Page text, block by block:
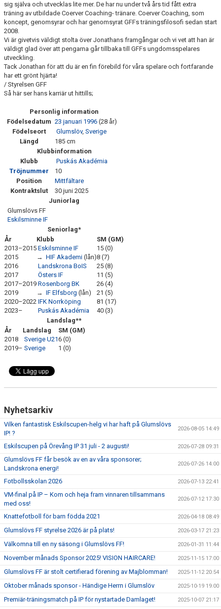
sig själva och utvecklas lite mer. De har nu under två års tid fått extra
träning av utbildade Coerver Coaching- tränare. Coerver Coaching, som
koncept, genomsyrar och har genomsyrat GFFs träningsfilosofi sedan start
2008.
Vi är givetvis väldigt stolta över Jonathans framgångar och vi vet att han är
väldigt glad över att pengarna går tillbaka till GFFs ungdomsspelares
utveckling.
Tack Jonathan för att du är en fin förebild för våra spelare och fortfarande
har ett grönt hjärta!
/ Styrelsen GFF
Så här ser hans karriär ut hittills;
Personlig information
Födelsedatum 23 januari 1996 (28 år)
Födelseort
Glumslöv, Sverige
Längd
185 cm
Klubbinformation
Klubb
Puskás Akadémia
Tröjnummer
10
Position
Mittfältare
Kontraktslut
30 juni 2025
Juniorlag
Glumslövs FF
Eskilsminne IF
Seniorlag*
År
2013–2015
2015
2016
2017
2017–2019
2019
2020–2022
2023–
Klubb
Eskilsminne IF
→ HIF Akademi (lån)
Landskrona BoIS
Östers IF
Rosenborg BK
→ IF Elfsborg (lån)
IFK Norrköping
Puskás Akadémia
SM (GM)
15 (0)
8 (7)
25 (8)
11 (5)
26 (4)
21 (5)
81 (17)
40 (3)
Landslag**
År
2018
2019–
Landslag
Sverige U21
Sverige
SM (GM)
6 (0)
1 (0)
Nyhetsarkiv
Vilken fantastisk Eskilscupen-helg vi har haft på Glumslövs
IP! ?
2026-08-05 14:49
Eskilscupen på Örevång IP 31 juli - 2 augusti! 2026-07-28 09:31
Glumslövs FF får besök av en av våra sponsorer;
Landskrona energi!
2026-07-26 14:00
Fotbollsskolan 2026 2026-07-13 22:41
VM-final på IP – Kom och heja fram vinnaren tillsammans
med oss!
2026-07-12 17:30
Knattefotboll för barn födda 2021 2026-04-18 08:49
Glumslövs FF styrelse 2026 är på plats! 2026-03-17 21:23
Välkomna till en ny säsong i Glumslövs FF! 2026-01-31 11:44
November månads Sponsor 2025! VISION HAIRCARE! 2025-11-15 17:00
Glumslövs FF är stolt certifierad förening av Majblomman! 2025-11-12 20:54
Oktober månads sponsor - Händige Herrn i Glumslöv 2025-10-19 19:00
Premiär-träningsmatch på IP för nystartade Damlaget! 2025-10-07 21:17